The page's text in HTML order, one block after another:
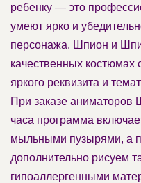
ребенку — это
умеют ярко и
персонажа. Шпион и
качественных костюмах
яркого реквизита и
При заказе
часа программа
мыльными пузырями, а
дополнительно рисуем
гипоаллергенными